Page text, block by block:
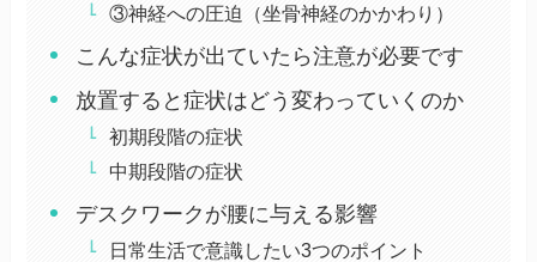
③神経への圧迫（坐骨神経のかかわり）
こんな症状が出ていたら注意が必要です
放置すると症状はどう変わっていくのか
初期段階の症状
中期段階の症状
デスクワークが腰に与える影響
日常生活で意識したい3つのポイント